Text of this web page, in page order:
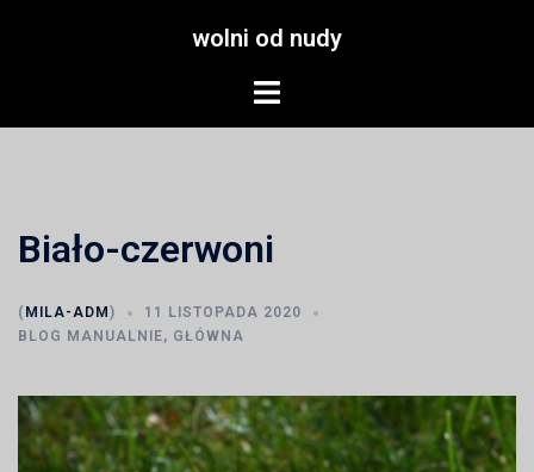
wolni od nudy
Menu
Biało-czerwoni
( MILA-ADM )
11 LISTOPADA 2020
BLOG MANUALNIE, GŁÓWNA